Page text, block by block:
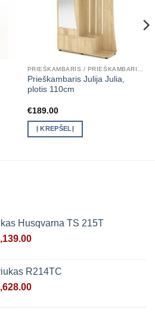
Prieškambaris Julija Julia,
plotis 110cm
€189.00
Į KREPŠELĮ
Husqvarna TS 215T
Current
€4,139.00.
R214TC
Current